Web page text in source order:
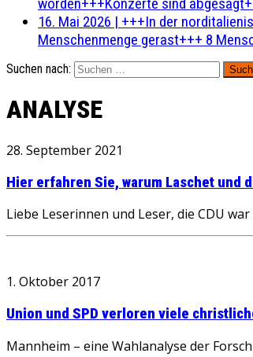
16. Mai 2026 | +++In der
Menschenmenge gerast+++ 8
Suchen nach:
ANALYSE
28. September 2021
Hier erfahren Sie, warum Laschet und
Liebe Leserinnen und Leser, die CDU
1. Oktober 2017
Union und SPD verloren viele
Mannheim – eine Wahlanalyse der